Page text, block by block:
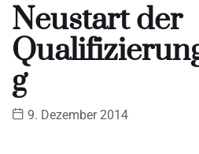
Neustart der
g
9. Dezember 2014